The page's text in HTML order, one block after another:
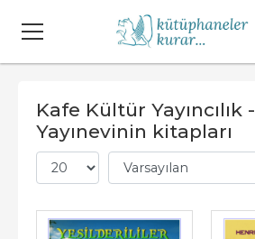
Kafe Kültür Yayıncılık -
Yayınevinin kitapları